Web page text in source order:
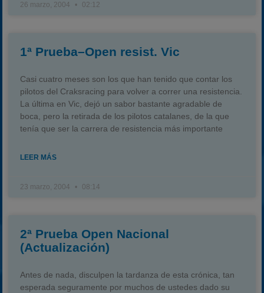
26 marzo, 2004 02:12
1ª Prueba–Open resist. Vic
Casi cuatro meses son los que han tenido que contar los
pilotos del Craksracing para volver a correr una resistencia.
La última en Vic, dejó un sabor bastante agradable de
boca, pero la retirada de los pilotos catalanes, de la que
tenía que ser la carrera de resistencia más importante
LEER MÁS
23 marzo, 2004 08:14
2ª Prueba Open Nacional
(Actualización)
Antes de nada, disculpen la tardanza de esta crónica, tan
esperada seguramente por muchos de ustedes dado su